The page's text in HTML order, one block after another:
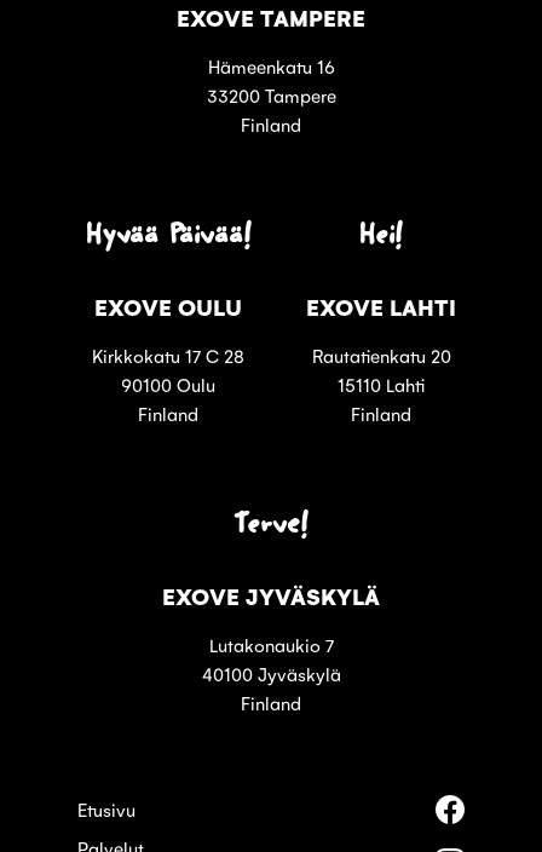
EXOVE TAMPERE
Hämeenkatu 16
33200 Tampere
Finland
Hyvää Päivää!
EXOVE OULU
Kirkkokatu 17 C 28
90100 Oulu
Finland
Hei!
EXOVE LAHTI
Rautatienkatu 20
15110 Lahti
Finland
Terve!
EXOVE JYVÄSKYLÄ
Lutakonaukio 7
40100 Jyväskylä
Finland
Etusivu